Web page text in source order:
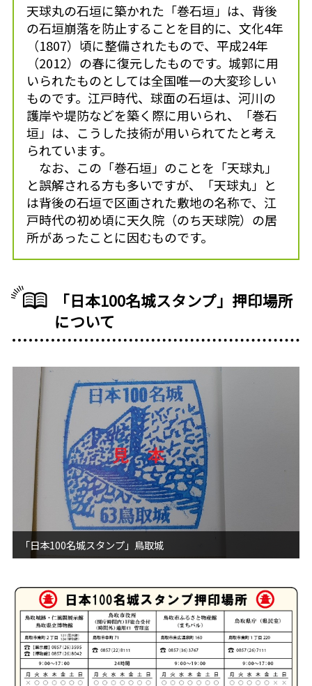
天球丸の石垣に築かれた「巻石垣」は、背後
の石垣崩落を防止することを目的に、文化4年
（1807）頃に整備されたもので、平成24年
（2012）の春に復元したものです。城郭に用
いられたものとしては全国唯一の大変珍しい
ものです。江戸時代、球面の石垣は、河川の
護岸や堤防などを築く際に用いられ、「巻石
垣」は、こうした技術が用いられてたと考え
られています。
なお、この「巻石垣」のことを「天球丸」
と誤解される方も多いですが、「天球丸」と
は背後の石垣で区画された敷地の名称で、江
戸時代の初め頃に天久院（のち天球院）の居
所があったことに因むものです。
「日本100名城スタンプ」押印場所
について